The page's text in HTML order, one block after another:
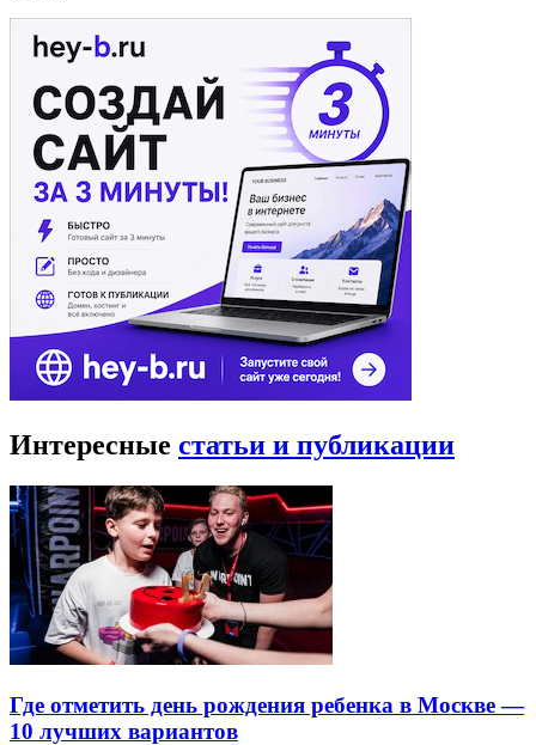
Интересные статьи и публикации
Где отметить день рождения ребенка в Москве —
10 лучших вариантов